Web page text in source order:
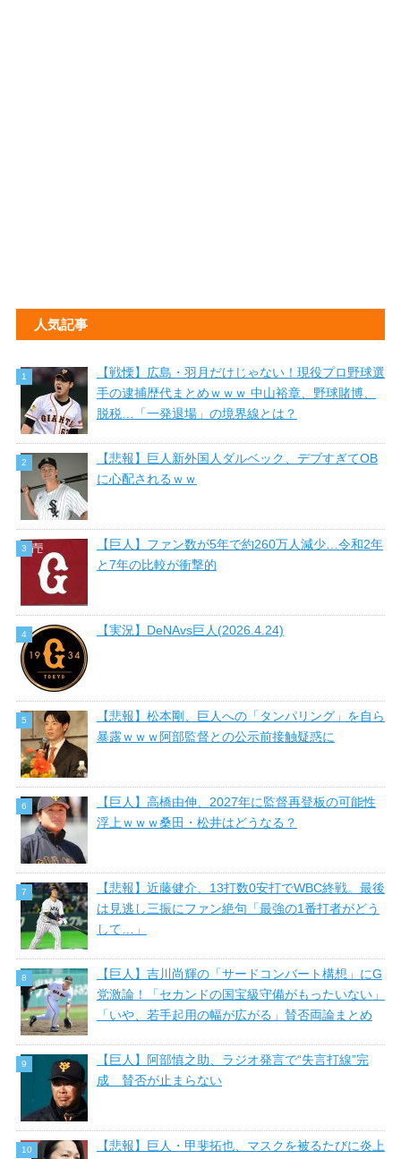
人気記事
【戦慄】広島・羽月だけじゃない！現役プロ野球選
手の逮捕歴代まとめｗｗｗ 中山裕章、野球賭博、
脱税…「一発退場」の境界線とは？
【悲報】巨人新外国人ダルベック、デブすぎてOB
に心配されるｗｗ
【巨人】ファン数が5年で約260万人減少…令和2年
と7年の比較が衝撃的
【実況】DeNAvs巨人(2026.4.24)
【悲報】松本剛、巨人への「タンパリング」を自ら
暴露ｗｗｗ阿部監督との公示前接触疑惑に
【巨人】高橋由伸、2027年に監督再登板の可能性
浮上ｗｗｗ桑田・松井はどうなる？
【悲報】近藤健介、13打数0安打でWBC終戦。最後
は見逃し三振にファン絶句「最強の1番打者がどう
して…」
【巨人】吉川尚輝の「サードコンバート構想」にG
党激論！「セカンドの国宝級守備がもったいない」
「いや、若手起用の幅が広がる」賛否両論まとめ
【巨人】阿部慎之助、ラジオ発言で“失言打線”完
成 賛否が止まらない
【悲報】巨人・甲斐拓也、マスクを被るたびに炎上